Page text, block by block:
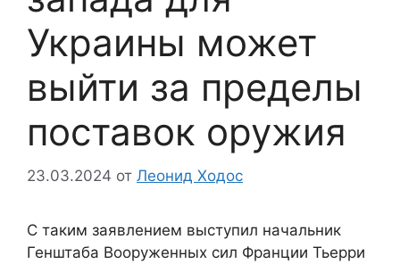
Украины может
выйти за пределы
поставок оружия
23.03.2024 от Леонид Ходос
С таким заявлением выступил начальник
Генштаба Вооруженных сил Франции Тьерри